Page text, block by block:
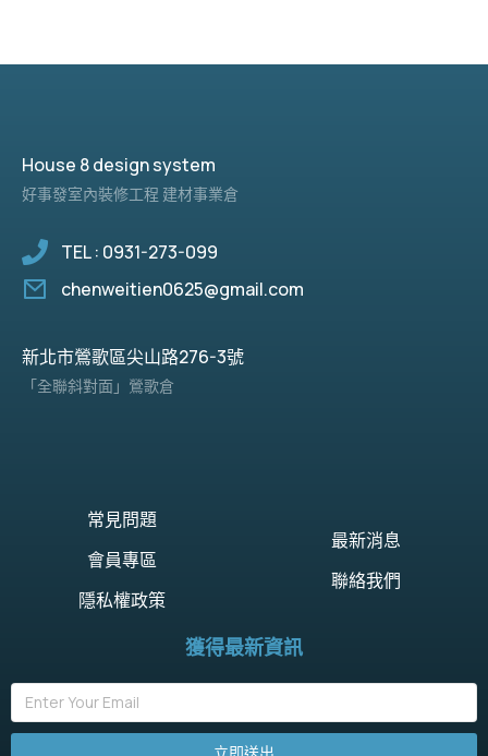
House 8 design system
好事發室內裝修工程 建材事業倉
TEL : 0931-273-099
chenweitien0625@gmail.com
新北市鶯歌區尖山路276-3號
「全聯斜對面」鶯歌倉
常見問題
會員專區
隱私權政策
最新消息
聯絡我們
獲得最新資訊